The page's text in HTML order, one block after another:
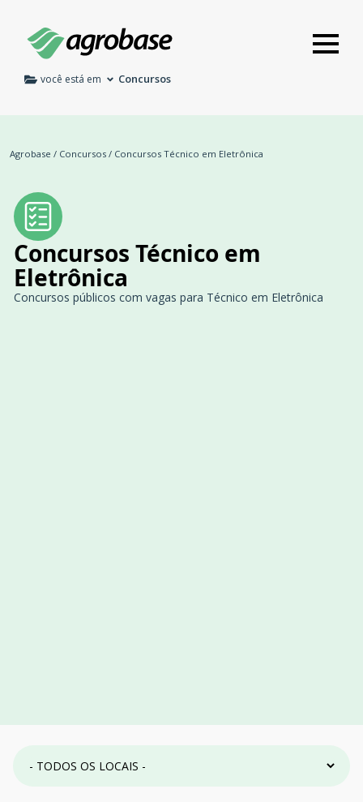
você está em Concursos
Agrobase / Concursos / Concursos Técnico em Eletrônica
Concursos Técnico em
Eletrônica
Concursos públicos com vagas para Técnico em Eletrônica